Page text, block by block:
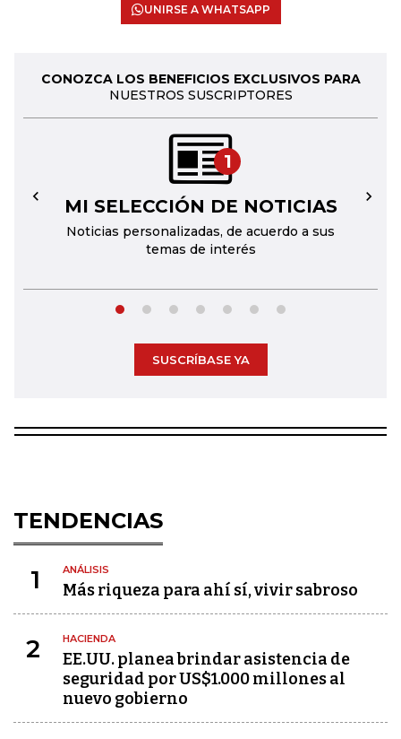
UNIRSE A WHATSAPP
CONOZCA LOS BENEFICIOS EXCLUSIVOS PARA
NUESTROS SUSCRIPTORES
1
MI SELECCIÓN DE NOTICIAS
Noticias personalizadas, de acuerdo a sus
temas de interés
← →
SUSCRÍBASE YA
TENDENCIAS
1 ANÁLISIS
Más riqueza para ahí sí, vivir sabroso
2 HACIENDA
EE.UU. planea brindar asistencia de
seguridad por US$1.000 millones al
nuevo gobierno